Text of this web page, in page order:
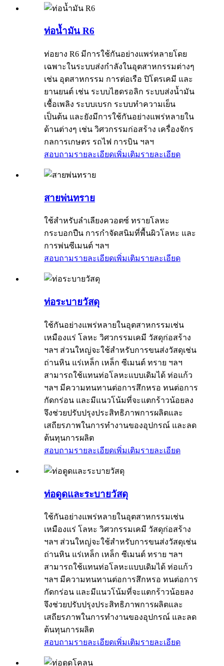
ท่อน้ำมัน R6
ท่อยาง R6 มีการใช้กันอย่างแพร่หลายโดย
เฉพาะในระบบส่งกำลังในอุตสาหกรรมต่างๆ
เช่น อุตสาหกรรม การต่อเรือ ปิโตรเคมี และ
ยานยนต์ เช่น ระบบไฮดรอลิก ระบบส่งน้ำมัน
เชื้อเพลิง ระบบเบรก ระบบทำความเย็น
เป็นต้น และยังมีการใช้กันอย่างแพร่หลายใน
ด้านต่างๆ เช่น วิศวกรรมก่อสร้าง เครื่องจักร
กลการเกษตร รถไฟ การบิน ฯลฯ
สอบถามรายละเอียดเพิ่มเติมรายละเอียด
สายพ่นทราย
ใช้สำหรับลำเลียงควอตซ์ ทรายโลหะ
กระบอกปืน การกำจัดสนิมที่พื้นผิวโลหะ และ
การพ่นซีเมนต์ ฯลฯ
สอบถามรายละเอียดเพิ่มเติมรายละเอียด
ท่อระบายวัสดุ
ใช้กันอย่างแพร่หลายในอุตสาหกรรมเช่น
เหมืองแร่ โลหะ วิศวกรรมเคมี วัสดุก่อสร้าง
ฯลฯ ส่วนใหญ่จะใช้สำหรับการขนส่งวัสดุเช่น
ถ่านหิน แร่เหล็ก เหล็ก ซีเมนต์ ทราย ฯลฯ
สามารถใช้แทนท่อโลหะแบบเดิมได้ ท่อแก้ว
ฯลฯ มีความทนทานต่อการสึกหรอ ทนต่อการ
กัดกร่อน และมีแนวโน้มที่จะแตกร้าวน้อยลง
จึงช่วยปรับปรุงประสิทธิภาพการผลิตและ
เสถียรภาพในการทำงานของอุปกรณ์ และลด
ต้นทุนการผลิต
สอบถามรายละเอียดเพิ่มเติมรายละเอียด
ท่อดูดและระบายวัสดุ
ใช้กันอย่างแพร่หลายในอุตสาหกรรมเช่น
เหมืองแร่ โลหะ วิศวกรรมเคมี วัสดุก่อสร้าง
ฯลฯ ส่วนใหญ่จะใช้สำหรับการขนส่งวัสดุเช่น
ถ่านหิน แร่เหล็ก เหล็ก ซีเมนต์ ทราย ฯลฯ
สามารถใช้แทนท่อโลหะแบบเดิมได้ ท่อแก้ว
ฯลฯ มีความทนทานต่อการสึกหรอ ทนต่อการ
กัดกร่อน และมีแนวโน้มที่จะแตกร้าวน้อยลง
จึงช่วยปรับปรุงประสิทธิภาพการผลิตและ
เสถียรภาพในการทำงานของอุปกรณ์ และลด
ต้นทุนการผลิต
สอบถามรายละเอียดเพิ่มเติมรายละเอียด